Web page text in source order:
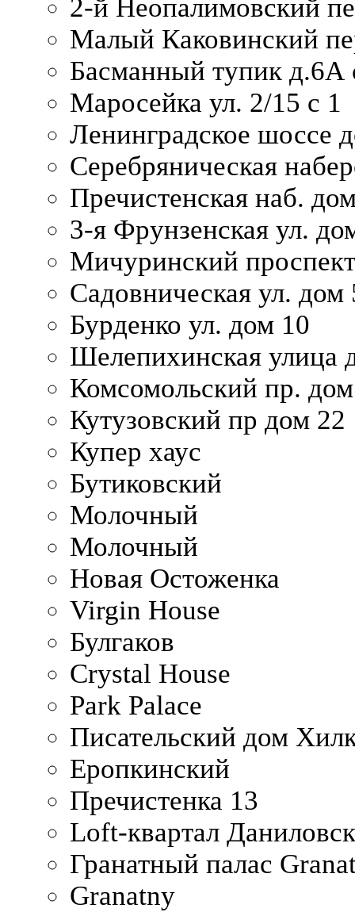
2-й Неопалимовский
Малый Каковинский
Басманный тупик д.6А
Маросейка ул. 2/15 с 1
Ленинградское шоссе
Серебряническая
Пречистенская наб.
3-я Фрунзенская ул.
Мичуринский
Садовническая ул. дом
Бурденко ул. дом 10
Шелепихинская улица
Комсомольский пр.
Кутузовский пр дом 22
Купер хаус
Бутиковский
Молочный
Молочный
Новая Остоженка
Virgin House
Булгаков
Crystal House
Park Palace
Писательский дом
Еропкинский
Пречистенка 13
Loft-квартал
Гранатный палас
Granatny